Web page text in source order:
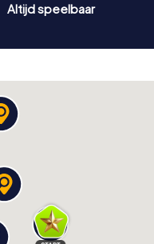
Altijd speelbaar